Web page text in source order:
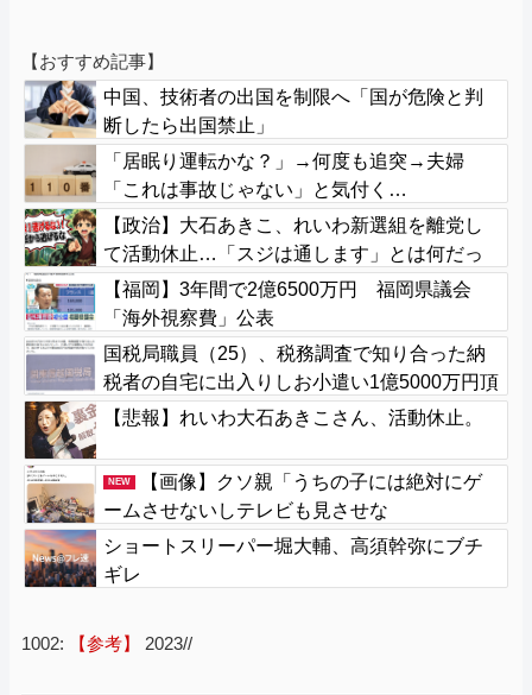
【おすすめ記事】
中国、技術者の出国を制限へ「国が危険と判
断したら出国禁止」
「居眠り運転かな？」→何度も追突→夫婦
「これは事故じゃない」と気付く…
【政治】大石あきこ、れいわ新選組を離党し
て活動休止…「スジは通します」とは何だっ
たのか
【福岡】3年間で2億6500万円 福岡県議会
「海外視察費」公表
国税局職員（25）、税務調査で知り合った納
税者の自宅に出入りしお小遣い1億5000万円頂
戴するwww
【悲報】れいわ大石あきこさん、活動休止。
NEW
【画像】クソ親「うちの子には絶対にゲ
ームさせないしテレビも見させな
い！！！！！」
ショートスリーパー堀大輔、高須幹弥にブチ
ギレ
1002: 【参考】 2023//